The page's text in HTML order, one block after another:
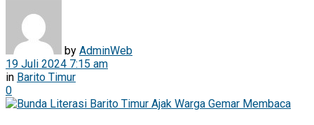
by AdminWeb
19 Juli 2024 7:15 am
in Barito Timur
0